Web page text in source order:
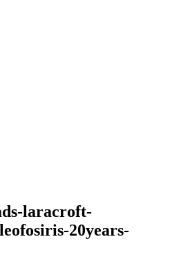
laracroft-
20years-